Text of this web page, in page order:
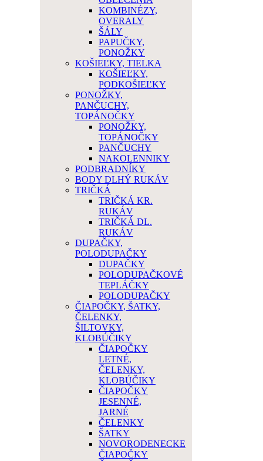
KOMBINÉZY,
OVERALY
ŠÁLY
PAPUČKY,
PONOŽKY
KOŠIEĽKY, TIELKA
KOŠIEĽKY,
PODKOŠIEĽKY
PONOŽKY,
PANČUCHY,
TOPÁNOČKY
PONOŽKY,
TOPÁNOČKY
PANČUCHY
NAKOLENNIKY
PODBRADNÍKY
BODY DLHÝ RUKÁV
TRIČKÁ
TRIČKÁ KR.
RUKÁV
TRIČKÁ DL.
RUKÁV
DUPAČKY,
POLODUPAČKY
DUPAČKY
POLODUPAČKOVÉ
TEPLÁČKY
POLODUPAČKY
ČIAPOČKY, ŠATKY,
ČELENKY,
ŠILTOVKY,
KLOBÚČIKY
ČIAPOČKY
LETNÉ,
ČELENKY,
KLOBÚČIKY
ČIAPOČKY
JESENNÉ,
JARNÉ
ČELENKY
ŠATKY
NOVORODENECKE
ČIAPOČKY